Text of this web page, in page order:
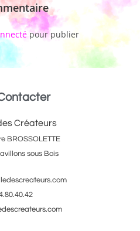
pour publier
Créateurs
BROSSOLETTE
sous Bois